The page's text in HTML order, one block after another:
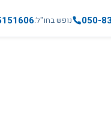
050- נופש בחו"ל